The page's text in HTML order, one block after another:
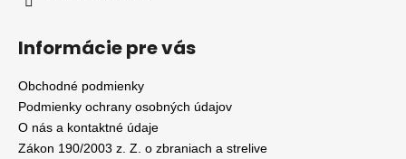
Informácie pre vás
Obchodné podmienky
Podmienky ochrany osobných údajov
O nás a kontaktné údaje
Zákon 190/2003 z. Z. o zbraniach a strelive